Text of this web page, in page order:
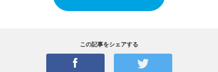
この記事をシェアする